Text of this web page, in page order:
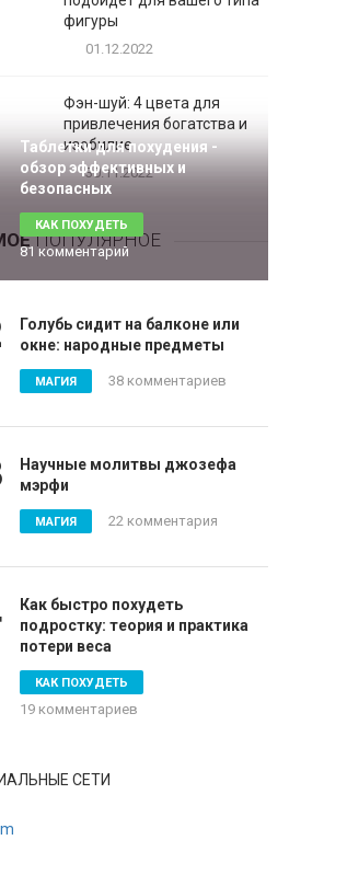
фигуры
01.12.2022
Фэн-шуй: 4 цвета для
привлечения богатства и
изобилие
30.11.2022
ПОПУЛЯРНОЕ
Таблетки для похудения -
обзор эффективных и
безопасных
КАК ПОХУДЕТЬ
81 комментарий
Голубь сидит на балконе или
окне: народные предметы
МАГИЯ 38 комментариев
Научные молитвы джозефа
мэрфи
МАГИЯ 22 комментария
Как быстро похудеть
подростку: теория и практика
потери веса
КАК ПОХУДЕТЬ
19 комментариев
СЕТИ